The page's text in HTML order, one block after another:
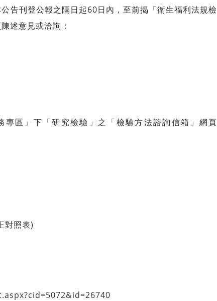
告刊登公報之隔日起60日內，至前揭「衛生福利法規檢
述意見或洽詢：
區」下「研究檢驗」之「檢驗方法諮詢信箱」網頁
對照表)